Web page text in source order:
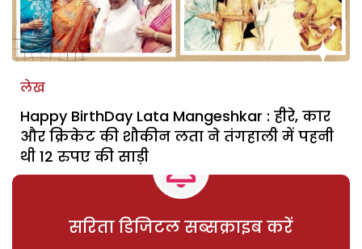
लेख
Happy BirthDay Lata Mangeshkar : हीरे, कार
और क्रिकेट की शौकीन लता ने तंगहाली में पहनी
थी 12 रुपए की साड़ी
सरिता डिजिटल सब्सक्राइब करें